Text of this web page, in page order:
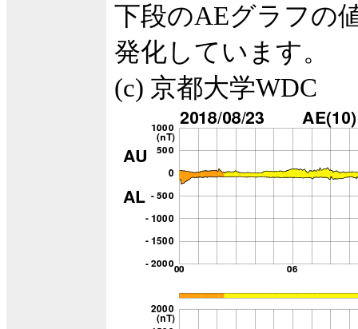
下段のAEグラフの
発化しています。
(c) 京都大学WDC